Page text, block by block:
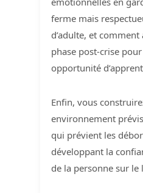
ferme mais
d’adulte, et
phase post-crise
opportunité
Enfin, vous
environnement
qui prévient les
développant la
de la personne sur le